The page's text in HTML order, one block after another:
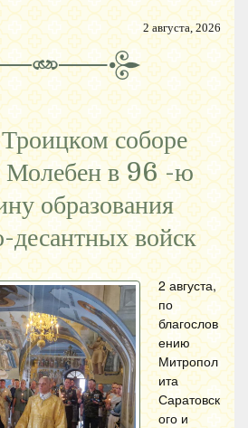
2 августа, 2026
соборе
Молебен в 96 -ю
образования
войск
2 августа,
по
благослов
ению
Митропол
ита
Саратовск
ого и